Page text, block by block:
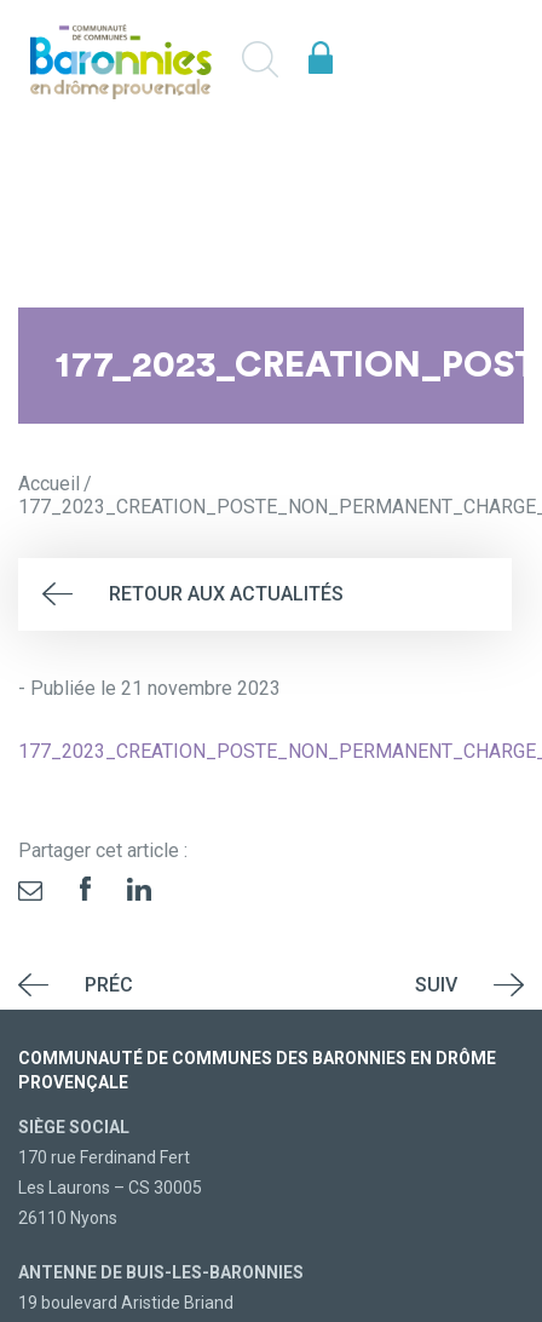
Accueil
RETOUR AUX ACTUALITÉS
- Publiée le 21 novembre 2023
Partager cet article :
PRÉC SUIV
COMMUNAUTÉ DE COMMUNES DES BARONNIES EN DRÔME
PROVENÇALE
SIÈGE SOCIAL
170 rue Ferdinand Fert
Les Laurons – CS 30005
26110 Nyons
ANTENNE DE BUIS-LES-BARONNIES
19 boulevard Aristide Briand